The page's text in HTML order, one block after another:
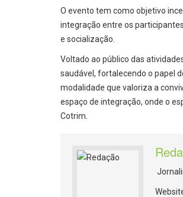
O evento tem como objetivo
integração entre os
e socialização.
Voltado ao público das
saudável, fortalecendo o papel
modalidade que valoriza a
espaço de integração, onde o
Cotrim.